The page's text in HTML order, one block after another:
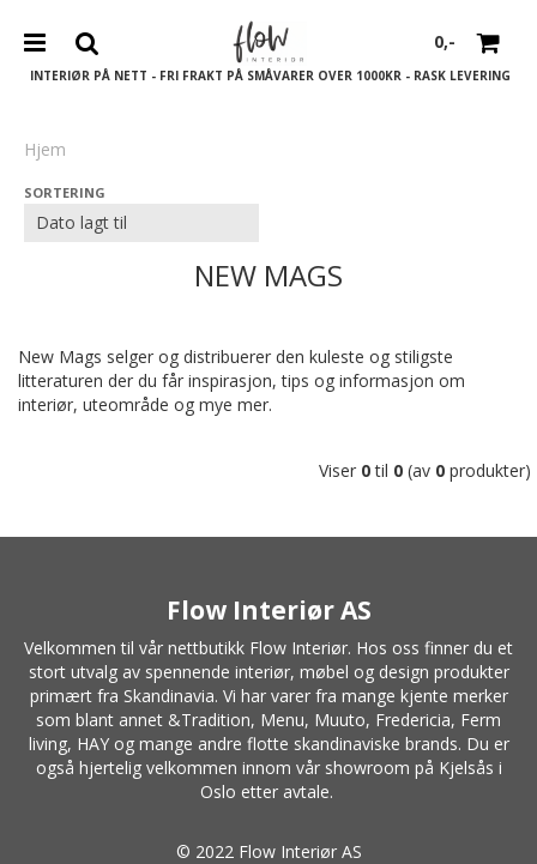
0,-
INTERIØR PÅ NETT - FRI FRAKT PÅ SMÅVARER OVER 1000KR - RASK LEVERING
Hjem
SORTERING
NEW MAGS
New Mags selger og distribuerer den kuleste og stiligste
litteraturen der du får inspirasjon, tips og informasjon om
interiør, uteområde og mye mer.
Viser 0til 0 (av 0 produkter)
Flow Interiør AS
Velkommen til vår nettbutikk Flow Interiør. Hos oss finner du et
stort utvalg av spennende interiør, møbel og design produkter
primært fra Skandinavia. Vi har varer fra mange kjente merker
som blant annet &Tradition, Menu, Muuto, Fredericia, Ferm
living, HAYog mange andre flotte skandinaviske brands. Du er
også hjertelig velkommen innom vår showroom på Kjelsås i
Oslo etter avtale.
© 2022 Flow Interiør AS